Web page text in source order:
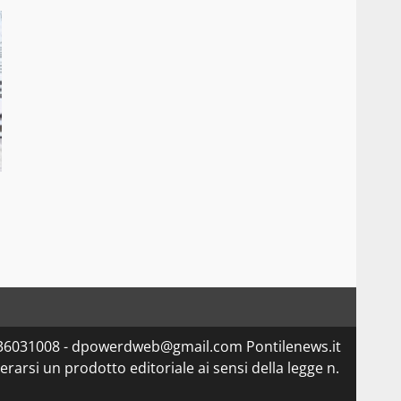
- dpowerdweb@gmail.com Pontilenews.it
un prodotto editoriale ai sensi della legge n.